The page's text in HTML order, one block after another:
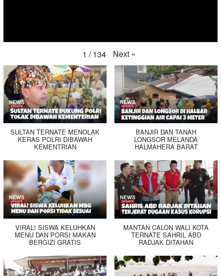
1 / 134 Next »
SULTAN TERNATE MENOLAK
KERAS POLRI DIBAWAH
KEMENTRIAN
BANJIR DAN TANAH
LONGSOR MELANDA
HALMAHERA BARAT
VIRAL! SISWA KELUHKAN
MENU DAN PORSI MAKAN
BERGIZI GRATIS
MANTAN CALON WALI KOTA
TERNATE SAHRIL ABD
RADJAK DITAHAN